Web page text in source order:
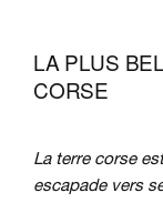
LA PLUS
CORSE
La terre corse
escapade vers